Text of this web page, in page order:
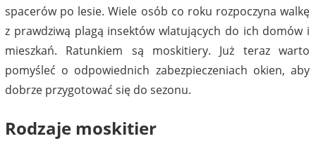
spacerów po lesie. Wiele osób co roku rozpoczyna walkę
z prawdziwą plagą insektów wlatujących do ich domów i
mieszkań. Ratunkiem są moskitiery. Już teraz warto
pomyśleć o odpowiednich zabezpieczeniach okien, aby
dobrze przygotować się do sezonu.
Rodzaje moskitier